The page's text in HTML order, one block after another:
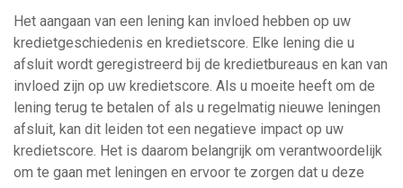
Het aangaan van een lening kan invloed hebben op uw
kredietgeschiedenis en kredietscore. Elke lening die u
afsluit wordt geregistreerd bij de kredietbureaus en kan van
invloed zijn op uw kredietscore. Als u moeite heeft om de
lening terug te betalen of als u regelmatig nieuwe leningen
afsluit, kan dit leiden tot een negatieve impact op uw
kredietscore. Het is daarom belangrijk om verantwoordelijk
om te gaan met leningen en ervoor te zorgen dat u deze